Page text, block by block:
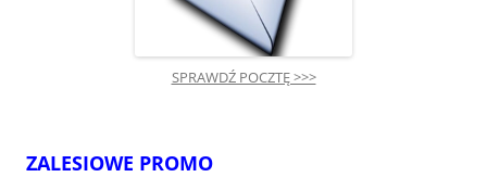
SPRAWDŹ POCZTĘ >>>
ZALESIOWE PROMO